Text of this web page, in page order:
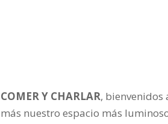
COMER Y CHARLAR, bienvenidos
más nuestro espacio más